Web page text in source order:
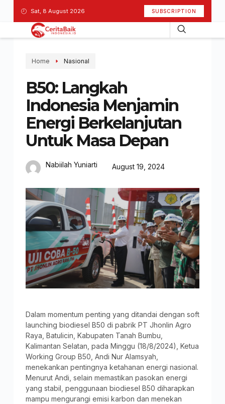
Sat, 8 August 2026 SUBSCRIPTION
Home Nasional
B50: Langkah
Indonesia Menjamin
Energi Berkelanjutan
Untuk Masa Depan
Nabiilah Yuniarti August 19, 2024
Dalam momentum penting yang ditandai dengan soft
launching biodiesel B50 di pabrik PT Jhonlin Agro
Raya, Batulicin, Kabupaten Tanah Bumbu,
Kalimantan Selatan, pada Minggu (18/8/2024), Ketua
Working Group B50, Andi Nur Alamsyah,
menekankan pentingnya ketahanan energi nasional.
Menurut Andi, selain memastikan pasokan energi
yang stabil, penggunaan biodiesel B50 diharapkan
mampu mengurangi emisi karbon dan menekan